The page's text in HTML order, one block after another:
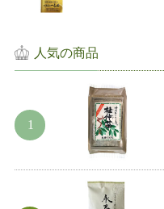
人気の商品